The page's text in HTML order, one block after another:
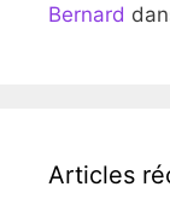
Bernard
Articles